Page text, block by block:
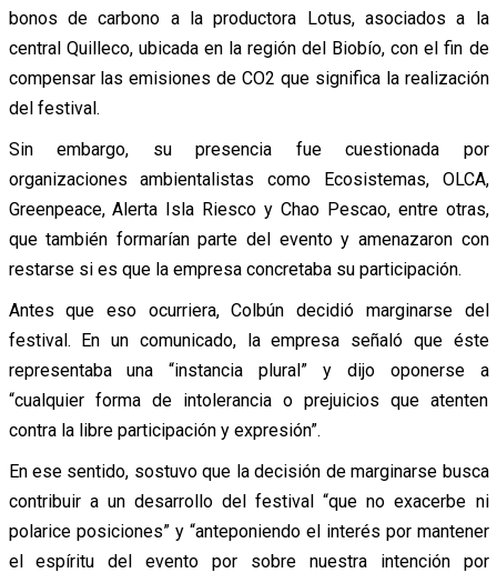
bonos de carbono a la productora Lotus, asociados a la
central Quilleco, ubicada en la región del Biobío, con el fin de
compensar las emisiones de CO2 que significa la realización
del festival.
Sin embargo, su presencia fue cuestionada por
organizaciones ambientalistas como Ecosistemas, OLCA,
Greenpeace, Alerta Isla Riesco y Chao Pescao, entre otras,
que también formarían parte del evento y amenazaron con
restarse si es que la empresa concretaba su participación.
Antes que eso ocurriera, Colbún decidió marginarse del
festival. En un comunicado, la empresa señaló que éste
representaba una “instancia plural” y dijo oponerse a
“cualquier forma de intolerancia o prejuicios que atenten
contra la libre participación y expresión”.
En ese sentido, sostuvo que la decisión de marginarse busca
contribuir a un desarrollo del festival “que no exacerbe ni
polarice posiciones” y “anteponiendo el interés por mantener
el espíritu del evento por sobre nuestra intención por